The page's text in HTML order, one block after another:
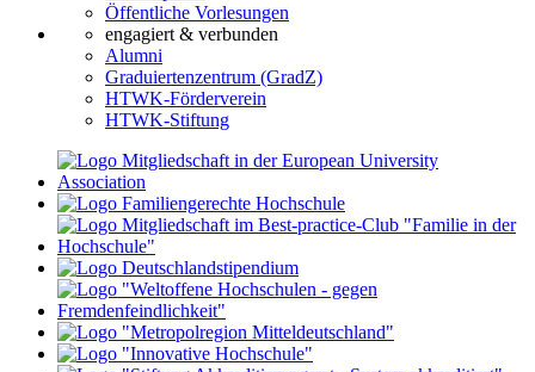
Öffentliche Vorlesungen
engagiert & verbunden
Alumni
Graduiertenzentrum (GradZ)
HTWK-Förderverein
HTWK-Stiftung